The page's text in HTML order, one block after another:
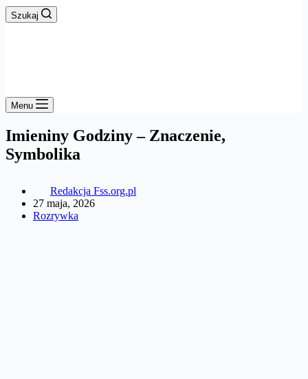
Szukaj
Menu
Imieniny Godziny – Znaczenie,
Symbolika
Redakcja Fss.org.pl
27 maja, 2026
Rozrywka